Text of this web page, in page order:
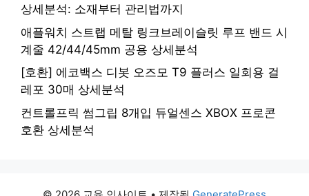
상세분석: 소재부터 관리법까지
애플워치 스트랩 메탈 링크브레이슬릿 루프 밴드 시
계줄 42/44/45mm 공용 상세분석
[호환] 에코백스 디봇 오즈모 T9 플러스 일회용 걸
레포 30매 상세분석
컨트롤프릭 썸그립 8개입 듀얼센스 XBOX 프로콘
호환 상세분석